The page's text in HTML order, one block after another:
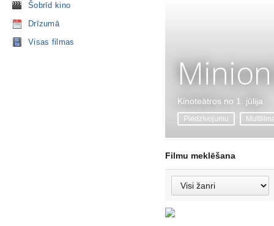
Šobrīd kino
Drīzumā
Visas filmas
Kinoteātros no 1. jūlija
Piedzīvojumu
Filmu meklēšana